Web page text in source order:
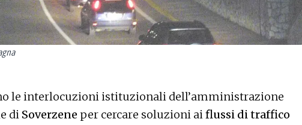
le interlocuzioni istituzionali dell’amministrazione
di Soverzene per cercare soluzioni aiflussi di traffico